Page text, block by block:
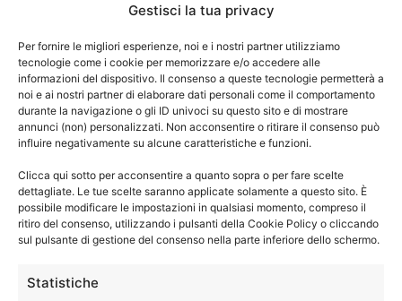
Gestisci la tua privacy
Per fornire le migliori esperienze, noi e i nostri partner utilizziamo
tecnologie come i cookie per memorizzare e/o accedere alle
informazioni del dispositivo. Il consenso a queste tecnologie permetterà a
noi e ai nostri partner di elaborare dati personali come il comportamento
durante la navigazione o gli ID univoci su questo sito e di mostrare
annunci (non) personalizzati. Non acconsentire o ritirare il consenso può
influire negativamente su alcune caratteristiche e funzioni.
Clicca qui sotto per acconsentire a quanto sopra o per fare scelte
dettagliate. Le tue scelte saranno applicate solamente a questo sito. È
possibile modificare le impostazioni in qualsiasi momento, compreso il
ritiro del consenso, utilizzando i pulsanti della Cookie Policy o cliccando
sul pulsante di gestione del consenso nella parte inferiore dello schermo.
Statistiche
riparazione, manutenzione e pulizia della asciugatrice
AEG
.
Siamo quindi disponibili a eseguire le riparazioni della tua
asciugatrice direttamente a domicilio.
051-0040244
Assistenza AEG Crespellano